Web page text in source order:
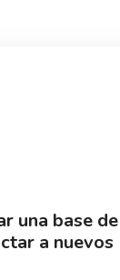
una base de
a nuevos